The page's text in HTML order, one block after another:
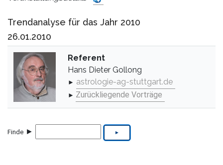
Trendanalyse für das Jahr 2010
26.01.2010
Referent
Hans Dieter Gollong
► astrologie-ag-stuttgart.de
► Zurückliegende Vorträge
Finde ►